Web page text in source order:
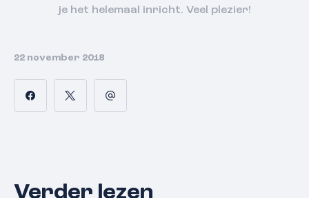
je het helemaal inricht. Veel plezier!
22 november 2018
Verder lezen